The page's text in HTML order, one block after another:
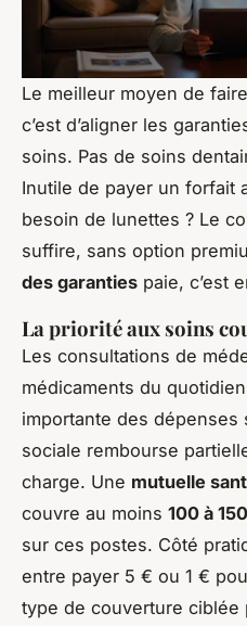
Le meilleur moyen de
c’est d’aligner les
soins. Pas de soins
Inutile de payer un forfait
besoin de lunettes ? Le
suffire, sans option
des garanties paie, c’est
La priorité aux soins
Les consultations de
médicaments du
importante des dépenses
sociale rembourse
charge. Une mutuelle
couvre au moins 100 à
sur ces postes. Côté
entre payer 5 € ou 1 €
type de couverture ciblée